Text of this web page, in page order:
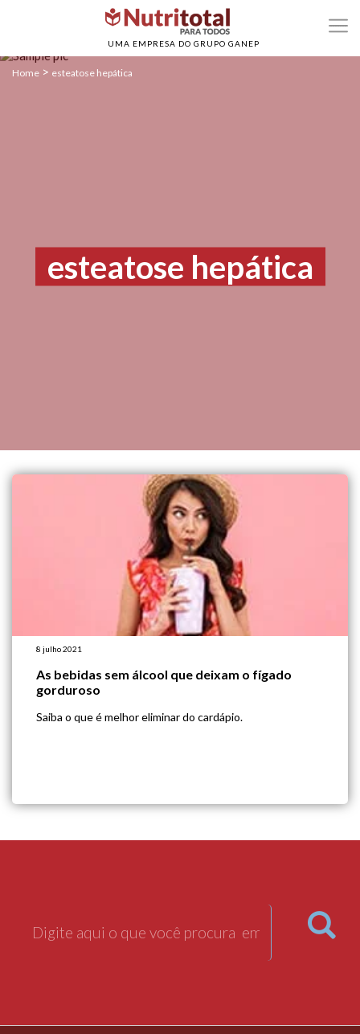
UMA EMPRESA DO GRUPO GANEP
Home > esteatose hepática
esteatose hepática
8 julho 2021
As bebidas sem álcool que deixam o fígado
gorduroso
Saiba o que é melhor eliminar do cardápio.